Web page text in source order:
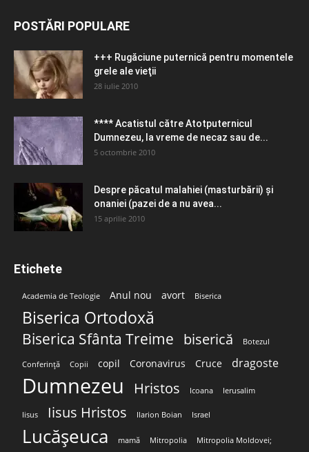
POSTĂRI POPULARE
+++ Rugăciune puternică pentru momentele
grele ale vieţii
28 iulie 2010
**** Acatistul către Atotputernicul
Dumnezeu, la vreme de necaz sau de...
5 octombrie 2010
Despre păcatul malahiei (masturbării) şi
onaniei (pazei de a nu avea...
15 aprilie 2010
Etichete
Academia de Teologie Anul nou avort Biserica
Biserica Ortodoxă
Biserica Sfânta Treime biserică Botezul
Conferință Copii copil Coronavirus Cruce dragoste
Dumnezeu Hristos Icoana Ierusalim
Iisus Iisus Hristos Ilarion Boian Israel
Lucășeuca mamă Mitropolia Mitropolia Moldovei;